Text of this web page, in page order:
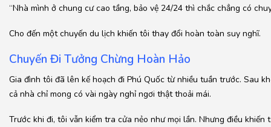
“Nhà mình ở chung cư cao tầng, bảo vệ 24/24 thì chắc chẳng có
Cho đến một chuyến du lịch khiến tôi thay đổi hoàn toàn suy nghĩ.
Chuyến Đi Tưởng Chừng Hoàn Hảo
Gia đình tôi đã lên kế hoạch đi Phú Quốc từ nhiều tuần trước. Sau
cả nhà chỉ mong có vài ngày nghỉ ngơi thật thoải mái.
Trước khi đi, tôi vẫn kiểm tra cửa nẻo như mọi lần. Nhưng điều